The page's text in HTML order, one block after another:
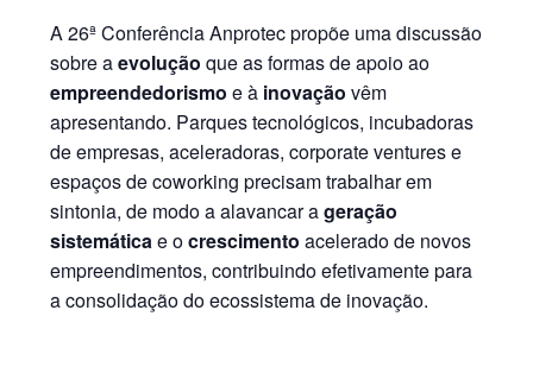
A 26ª Conferência Anprotec propõe uma discussão
sobre aevolução que as formas de apoio ao
empreendedorismo e à inovação vêm
apresentando. Parques tecnológicos, incubadoras
de empresas, aceleradoras, corporate ventures e
espaços de coworking precisam trabalhar em
sintonia, de modo a alavancar ageração
sistemáticae ocrescimentoacelerado de novos
empreendimentos, contribuindo efetivamente para
a consolidação do ecossistema de inovação.